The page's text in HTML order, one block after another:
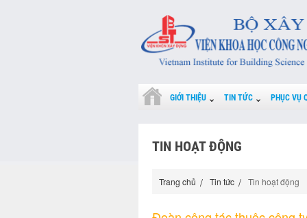
GIỚI THIỆU TIN TỨC PHỤC VỤ
TIN HOẠT ĐỘNG
Trang chủ Tin tức Tin hoạt động